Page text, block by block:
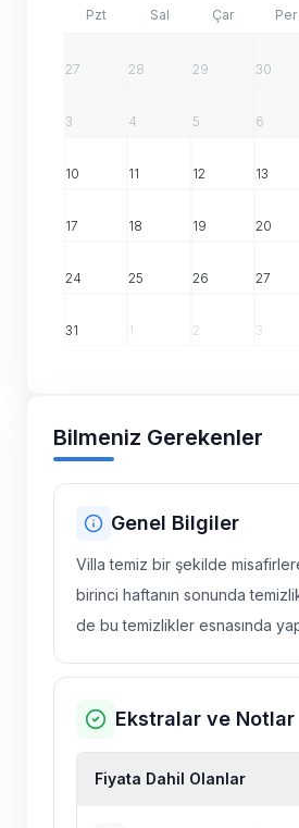
Pzt Sal Çar Per
27 28 29 30
3 4 5 6
10 11 12 13
17 18 19 20
24 25 26 27
31 1 2 3
Bilmeniz Gerekenler
Genel Bilgiler
Villa temiz bir şekilde
birinci haftanın sonunda
de bu temizlikler esnasında
Ekstralar ve Notlar
Fiyata Dahil Olanlar